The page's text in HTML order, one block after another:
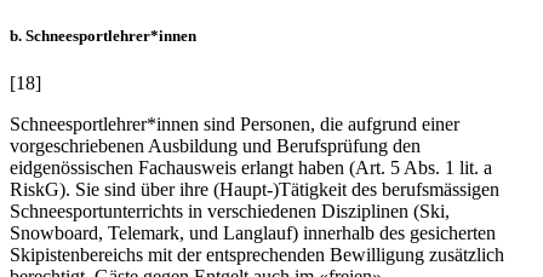
b. Schneesportlehrer*innen
[18]
Schneesportlehrer*innen sind Personen, die aufgrund einer
vorgeschriebenen Ausbildung und Berufsprüfung den
eidgenössischen Fachausweis erlangt haben (Art. 5 Abs. 1 lit. a
RiskG). Sie sind über ihre (Haupt-)Tätigkeit des berufsmässigen
Schneesportunterrichts in verschiedenen Disziplinen (Ski,
Snowboard, Telemark, und Langlauf) innerhalb des gesicherten
Skipistenbereichs mit der entsprechenden Bewilligung zusätzlich